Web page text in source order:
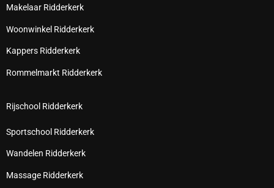
Makelaar Ridderkerk
Woonwinkel Ridderkerk
Kappers Ridderkerk
Rommelmarkt Ridderkerk
Rijschool Ridderkerk
Sportschool Ridderkerk
Wandelen Ridderkerk
Massage Ridderkerk